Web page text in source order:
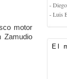
motor
Zamudio
-
- Luis
El